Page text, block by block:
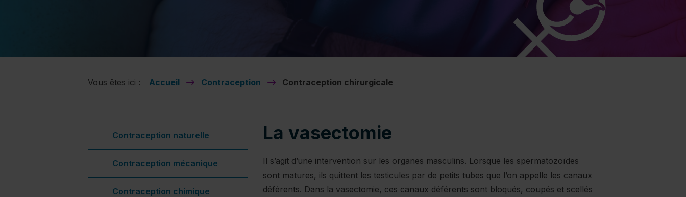
Historique IVG
Vous êtes ici : Accueil Contraception Contraception chirurgicale
Contraception naturelle
Contraception mécanique
Contraception chimique
La vasectomie
Il s’agit d’une intervention sur les organes masculins. Lorsque les spermatozoïdes
sont matures, ils quittent les testicules par de petits tubes que l’on appelle les canaux
déférents. Dans la vasectomie, ces canaux déférents sont bloqués, coupés et scellés